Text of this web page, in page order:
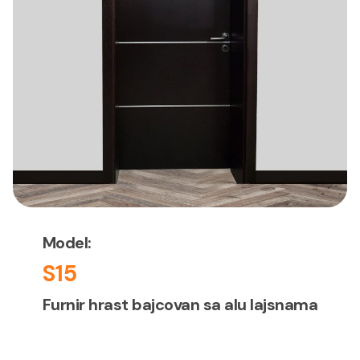
Model:
S15
Furnir hrast bajcovan sa alu lajsnama